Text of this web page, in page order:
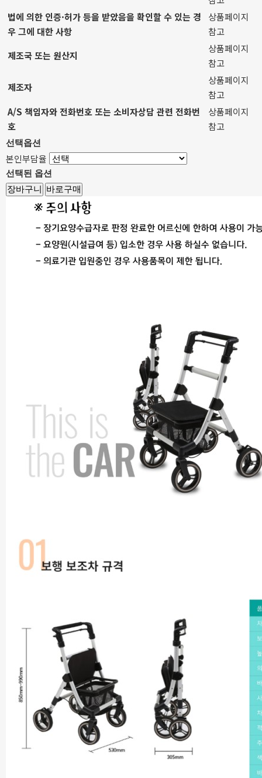
법에 의한 인증·허가 등을 받았음을 확인할 수 있는 경
우 그에 대한 사항
상품페이지
참고
제조국 또는 원산지
상품페이지
참고
제조자
상품페이지
참고
A/S 책임자와 전화번호 또는 소비자상담 관련 전화번
호
상품페이지
참고
선택옵션
본인부담율
선택된 옵션
장바구니 바로구매